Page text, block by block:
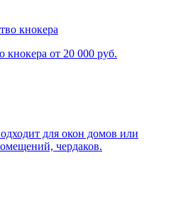
кнокера от 20 000 руб.
для окон домов или
чердаков.